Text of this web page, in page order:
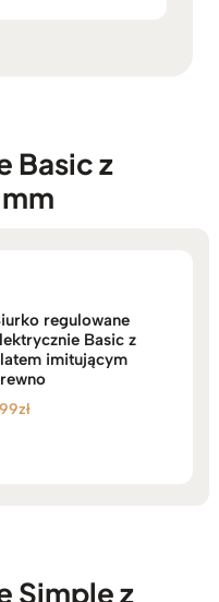
Basic z
regulowane
Basic z
imitującym
zł
Simple z